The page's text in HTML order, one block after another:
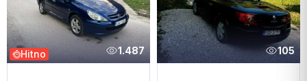
1.487
Hitno 105